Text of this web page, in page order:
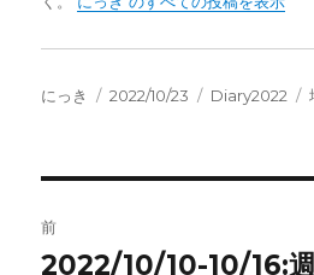
投
にっき
投
2022/10/23
カ
Diary2022
稿
前
前
2022/10/10-10/16: